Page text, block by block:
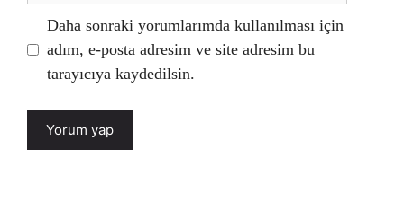
Daha sonraki yorumlarımda kullanılması için
adım, e-posta adresim ve site adresim bu
tarayıcıya kaydedilsin.